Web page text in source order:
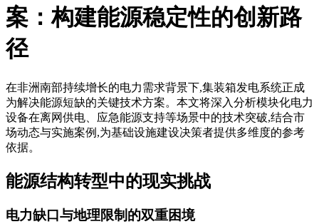
案：构建能源稳定性的创新路
径
在非洲南部持续增长的电力需求背景下,集装箱发电系统正成
为解决能源短缺的关键技术方案。本文将深入分析模块化电力
设备在离网供电、应急能源支持等场景中的技术突破,结合市
场动态与实施案例,为基础设施建设决策者提供多维度的参考
依据。
能源结构转型中的现实挑战
电力缺口与地理限制的双重困境